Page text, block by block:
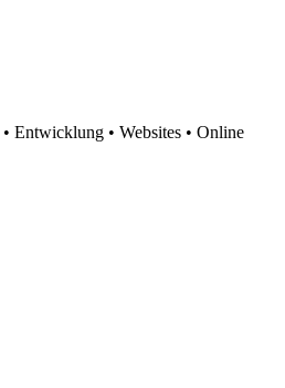
• Entwicklung • Websites • Online